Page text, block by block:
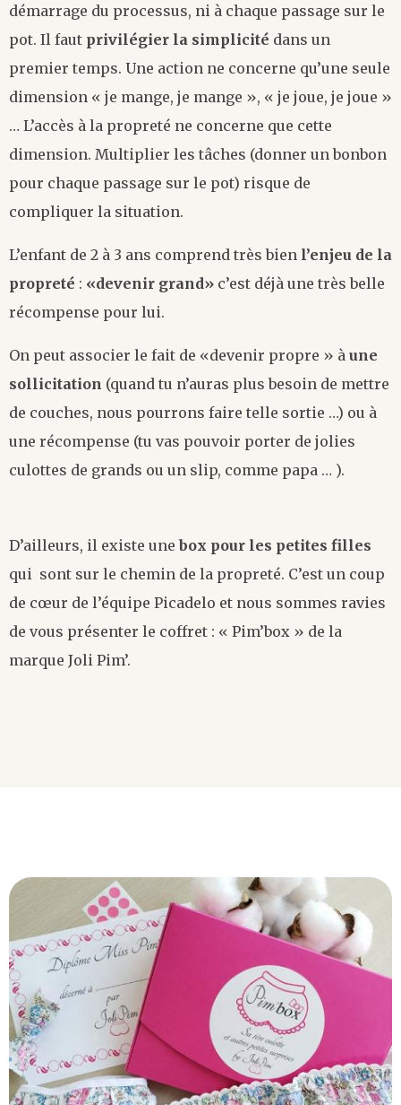
démarrage du processus, ni à chaque passage sur le
pot. Il faut privilégier la simplicité dans un
premier temps. Une action ne concerne qu’une seule
dimension « je mange, je mange », « je joue, je joue »
… L’accès à la propreté ne concerne que cette
dimension. Multiplier les tâches (donner un bonbon
pour chaque passage sur le pot) risque de
compliquer la situation.
L’enfant de 2 à 3 ans comprend très bien l’enjeu de la
propreté : «devenir grand» c’est déjà une très belle
récompense pour lui.
On peut associer le fait de «devenir propre » à une
sollicitation (quand tu n’auras plus besoin de mettre
de couches, nous pourrons faire telle sortie …) ou à
une récompense (tu vas pouvoir porter de jolies
culottes de grands ou un slip, comme papa … ).
D’ailleurs, il existe une box pour les petites filles
qui sont sur le chemin de la propreté. C’est un coup
de cœur de l’équipe Picadelo et nous sommes ravies
de vous présenter le coffret : « Pim’box » de la
marque Joli Pim’.